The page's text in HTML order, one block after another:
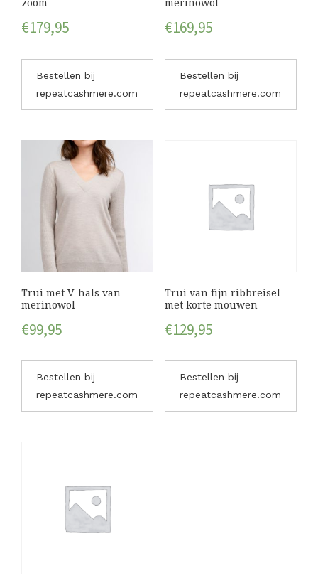
zoom
€179,95
Bestellen bij
repeatcashmere.com
merinowol
€169,95
Bestellen bij
repeatcashmere.com
Trui met V-hals van
merinowol
€99,95
Bestellen bij
repeatcashmere.com
Trui van fijn ribbreisel
met korte mouwen
€129,95
Bestellen bij
repeatcashmere.com